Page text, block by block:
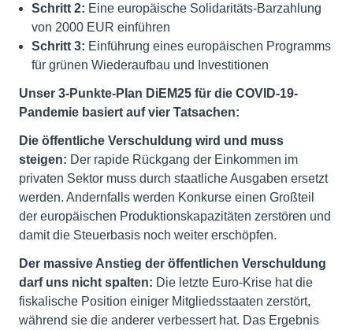
Schritt 2: Eine europäische Solidaritäts-Barzahlung
von 2000 EUR einführen
Schritt 3: Einführung eines europäischen Programms
für grünen Wiederaufbau und Investitionen
Unser 3-Punkte-Plan DiEM25 für die COVID-19-
Pandemie basiert auf vier Tatsachen:
Die öffentliche Verschuldung wird und muss
steigen: Der rapide Rückgang der Einkommen im
privaten Sektor muss durch staatliche Ausgaben ersetzt
werden. Andernfalls werden Konkurse einen Großteil
der europäischen Produktionskapazitäten zerstören und
damit die Steuerbasis noch weiter erschöpfen.
Der massive Anstieg der öffentlichen Verschuldung
darf uns nicht spalten: Die letzte Euro-Krise hat die
fiskalische Position einiger Mitgliedsstaaten zerstört,
während sie die anderer verbessert hat. Das Ergebnis